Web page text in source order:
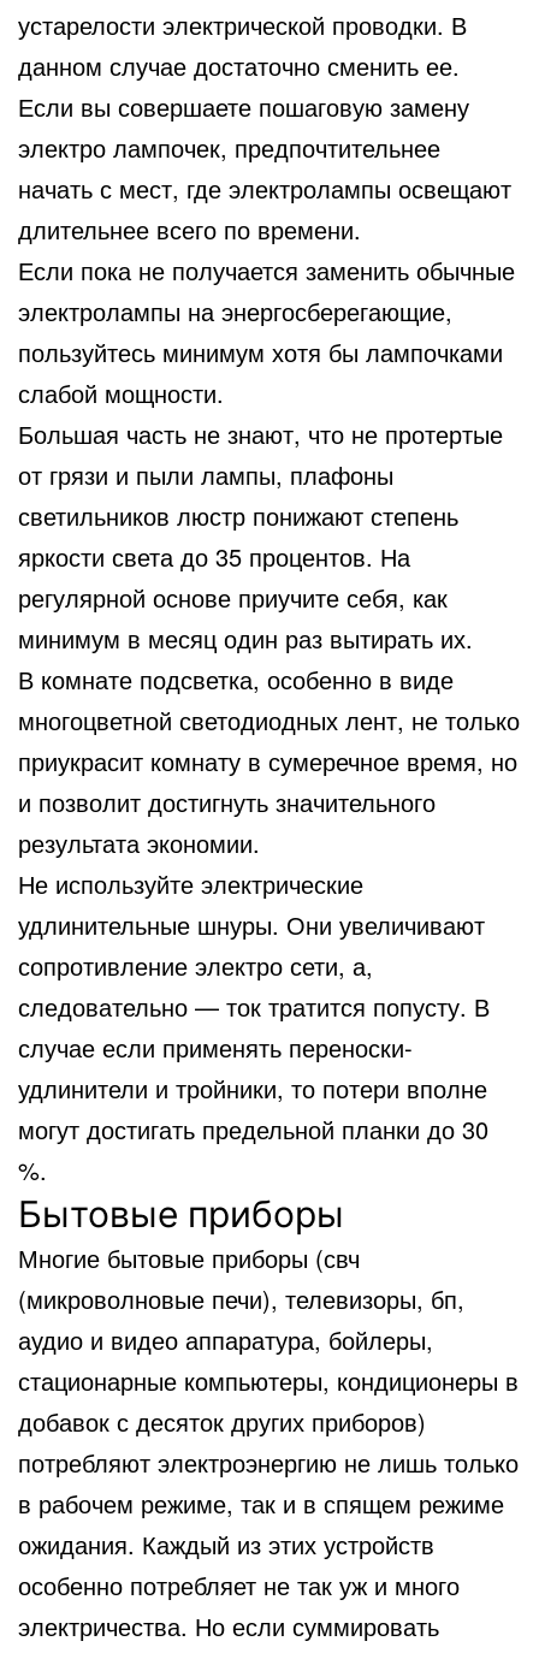
устарелости электрической проводки. В
данном случае достаточно сменить ее.
Если вы совершаете пошаговую замену
электро лампочек, предпочтительнее
начать с мест, где электролампы освещают
длительнее всего по времени.
Если пока не получается заменить обычные
электролампы на энергосберегающие,
пользуйтесь минимум хотя бы лампочками
слабой мощности.
Большая часть не знают, что не протертые
от грязи и пыли лампы, плафоны
светильников люстр понижают степень
яркости света до 35 процентов. На
регулярной основе приучите себя, как
минимум в месяц один раз вытирать их.
В комнате подсветка, особенно в виде
многоцветной светодиодных лент, не только
приукрасит комнату в сумеречное время, но
и позволит достигнуть значительного
результата экономии.
Не используйте электрические
удлинительные шнуры. Они увеличивают
сопротивление электро сети, а,
следовательно — ток тратится попусту. В
случае если применять переноски-
удлинители и тройники, то потери вполне
могут достигать предельной планки до 30
%.
Бытовые приборы
Многие бытовые приборы (свч
(микроволновые печи), телевизоры, бп,
аудио и видео аппаратура, бойлеры,
стационарные компьютеры, кондиционеры в
добавок с десяток других приборов)
потребляют электроэнергию не лишь только
в рабочем режиме, так и в спящем режиме
ожидания. Каждый из этих устройств
особенно потребляет не так уж и много
электричества. Но если суммировать